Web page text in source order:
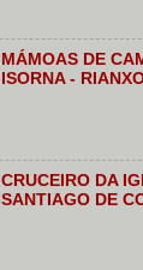
MÁMOAS DE
ISORNA -
CRUCEIRO DA
SANTIAGO DE